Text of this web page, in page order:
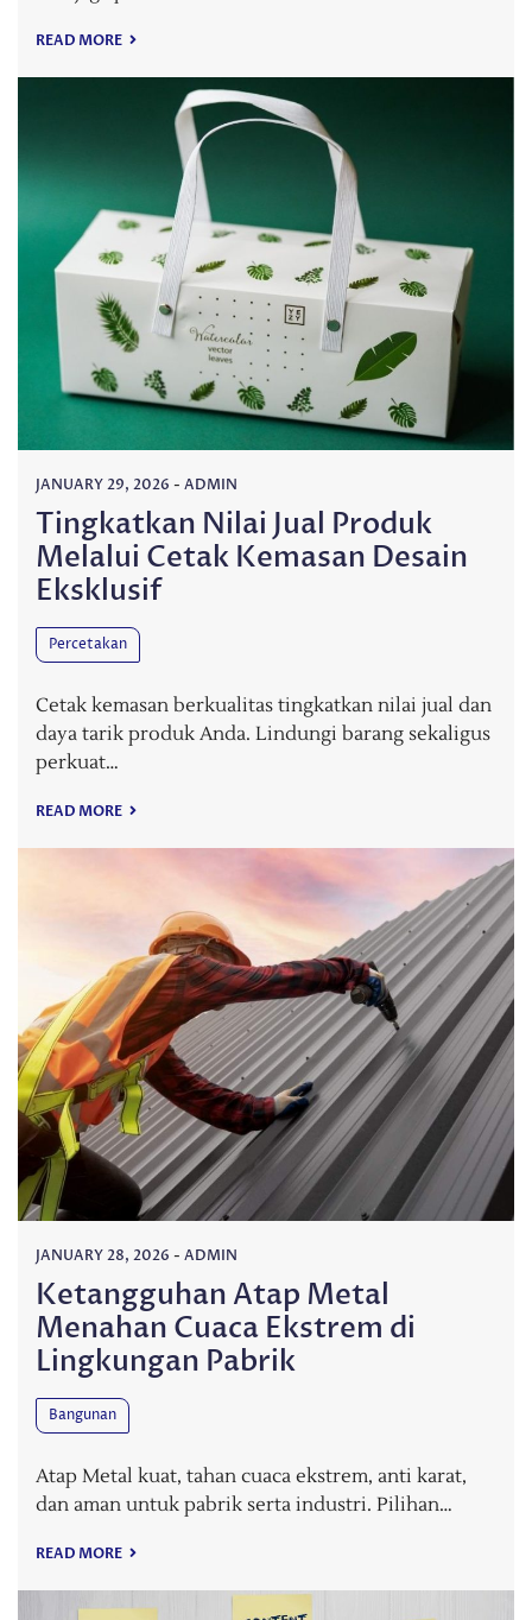
READ MORE
JANUARY 29, 2026 - ADMIN
Tingkatkan Nilai Jual Produk
Melalui Cetak Kemasan Desain
Eksklusif
Percetakan
Cetak kemasan berkualitas tingkatkan nilai jual dan
daya tarik produk Anda. Lindungi barang sekaligus
perkuat…
READ MORE
JANUARY 28, 2026 - ADMIN
Ketangguhan Atap Metal
Menahan Cuaca Ekstrem di
Lingkungan Pabrik
Bangunan
Atap Metal kuat, tahan cuaca ekstrem, anti karat,
dan aman untuk pabrik serta industri. Pilihan…
READ MORE